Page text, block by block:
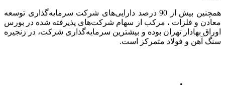
همچنین بیش از 90 درصد دارایی‌های شرکت سرمایه‌گذاری توسعه
معادن و فلزات ، مرکب از سهام شرکت‌های پذیرفته شده در بورس
اوراق بهادار تهران بوده و بیشترین سرمایه‌گذاری شرکت، در زنجیره
سنگ آهن و فولاد متمرکز است.